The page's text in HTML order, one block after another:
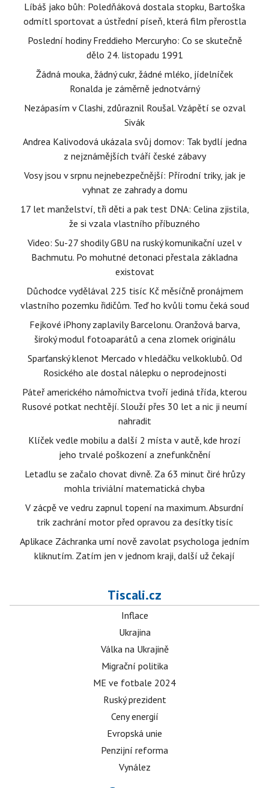
Líbáš jako bůh: Poledňáková dostala stopku, Bartoška
odmítl sportovat a ústřední píseň, která film přerostla
Poslední hodiny Freddieho Mercuryho: Co se skutečně
dělo 24. listopadu 1991
Žádná mouka, žádný cukr, žádné mléko, jídelníček
Ronalda je záměrně jednotvárný
Nezápasím v Clashi, zdůraznil Roušal. Vzápětí se ozval
Sivák
Andrea Kalivodová ukázala svůj domov: Tak bydlí jedna
z nejznámějších tváří české zábavy
Vosy jsou v srpnu nejnebezpečnější: Přírodní triky, jak je
vyhnat ze zahrady a domu
17 let manželství, tři děti a pak test DNA: Celina zjistila,
že si vzala vlastního příbuzného
Video: Su-27 shodily GBU na ruský komunikační uzel v
Bachmutu. Po mohutné detonaci přestala základna
existovat
Důchodce vydělával 225 tisíc Kč měsíčně pronájmem
vlastního pozemku řidičům. Teď ho kvůli tomu čeká soud
Fejkové iPhony zaplavily Barcelonu. Oranžová barva,
široký modul fotoaparátů a cena zlomek originálu
Sparťanský klenot Mercado v hledáčku velkoklubů. Od
Rosického ale dostal nálepku o neprodejnosti
Páteř amerického námořnictva tvoří jediná třída, kterou
Rusové potkat nechtějí. Slouží přes 30 let a nic ji neumí
nahradit
Klíček vedle mobilu a další 2 místa v autě, kde hrozí
jeho trvalé poškození a znefunkčnění
Letadlu se začalo chovat divně. Za 63 minut čiré hrůzy
mohla triviální matematická chyba
V zácpě ve vedru zapnul topení na maximum. Absurdní
trik zachrání motor před opravou za desítky tisíc
Aplikace Záchranka umí nově zavolat psychologa jedním
kliknutím. Zatím jen v jednom kraji, další už čekají
Tiscali.cz
Inflace
Ukrajina
Válka na Ukrajině
Migrační politika
ME ve fotbale 2024
Ruský prezident
Ceny energií
Evropská unie
Penzijní reforma
Vynález